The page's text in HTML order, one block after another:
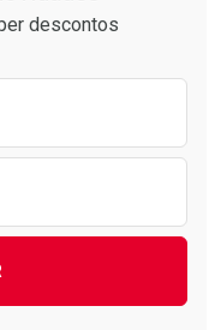
Desconto
descontos